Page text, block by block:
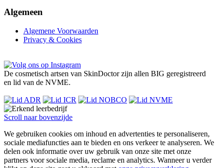
Algemeen
Algemene Voorwaarden
Privacy & Cookies
De cosmetisch artsen van SkinDoctor zijn allen BIG geregistreerd
en lid van de NVME.
Scroll naar bovenzijde
We gebruiken cookies om inhoud en advertenties te personaliseren,
sociale mediafuncties aan te bieden en ons verkeer te analyseren. We
delen ook informatie over uw gebruik van onze site met onze
partners voor sociale media, reclame en analytics. Wanneer u verder